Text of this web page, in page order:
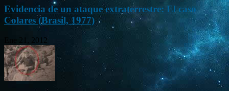
Evidencia de un ataque extraterrestre: El caso
Colares (Brasil, 1977)
Ene 21, 2012